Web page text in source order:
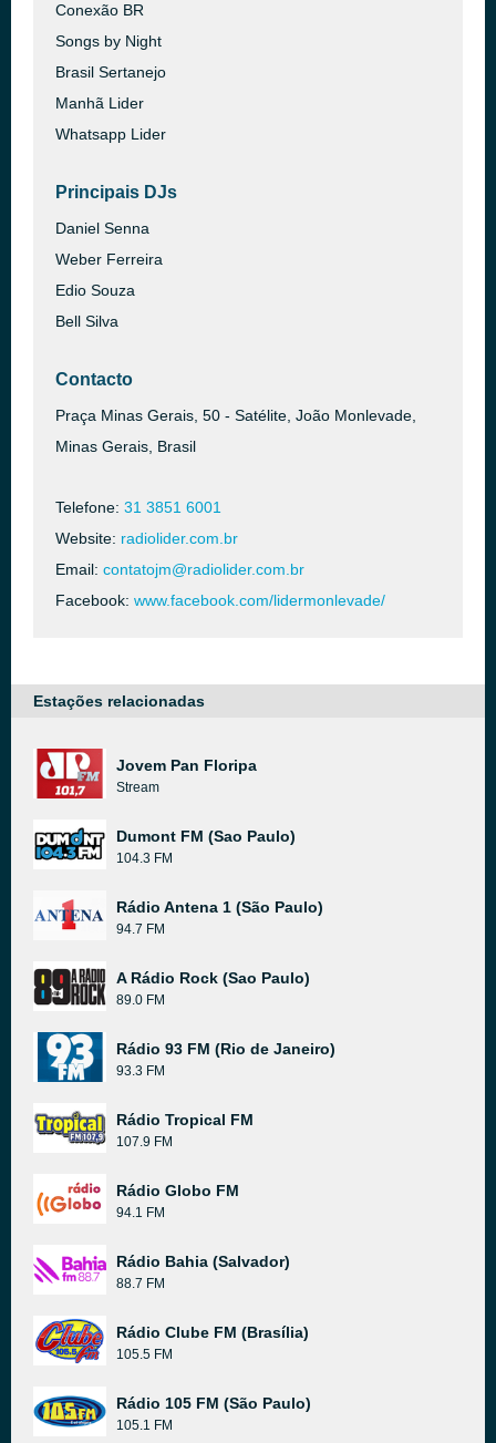
Conexão BR
Songs by Night
Brasil Sertanejo
Manhã Lider
Whatsapp Lider
Principais DJs
Daniel Senna
Weber Ferreira
Edio Souza
Bell Silva
Contacto
Praça Minas Gerais, 50 - Satélite, João Monlevade,
Minas Gerais, Brasil
Telefone: 31 3851 6001
Website: radiolider.com.br
Email: contatojm@radiolider.com.br
Facebook: www.facebook.com/lidermonlevade/
Estações relacionadas
Jovem Pan Floripa
Stream
Dumont FM (Sao Paulo)
104.3 FM
Rádio Antena 1 (São Paulo)
94.7 FM
A Rádio Rock (Sao Paulo)
89.0 FM
Rádio 93 FM (Rio de Janeiro)
93.3 FM
Rádio Tropical FM
107.9 FM
Rádio Globo FM
94.1 FM
Rádio Bahia (Salvador)
88.7 FM
Rádio Clube FM (Brasília)
105.5 FM
Rádio 105 FM (São Paulo)
105.1 FM